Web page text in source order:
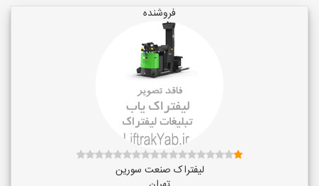
فروشنده
لیفتراک صنعت سورین